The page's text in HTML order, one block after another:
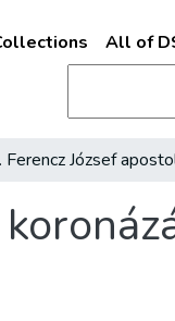
All of